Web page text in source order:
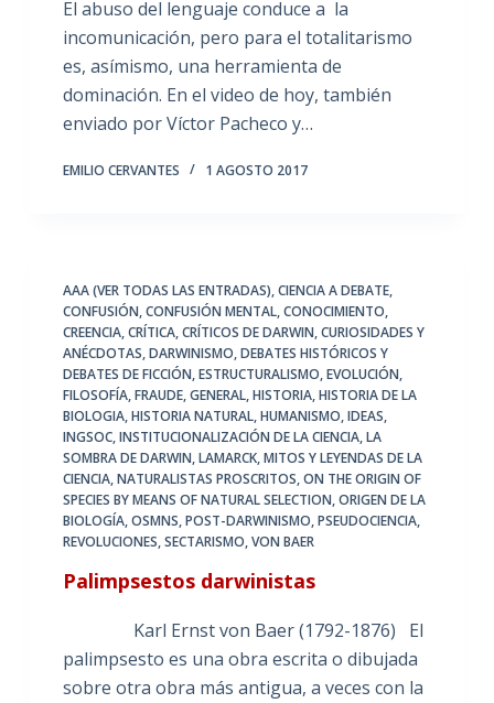
El abuso del lenguaje conduce a la
incomunicación, pero para el totalitarismo
es, asímismo, una herramienta de
dominación. En el video de hoy, también
enviado por Víctor Pacheco y…
EMILIO CERVANTES 1 AGOSTO 2017
AAA (VER TODAS LAS ENTRADAS),CIENCIA A DEBATE,
CONFUSIÓN,CONFUSIÓN MENTAL,CONOCIMIENTO,
CREENCIA,CRÍTICA,CRÍTICOS DE DARWIN,CURIOSIDADES Y
ANÉCDOTAS,DARWINISMO,DEBATES HISTÓRICOS Y
DEBATES DE FICCIÓN,ESTRUCTURALISMO,EVOLUCIÓN,
FILOSOFÍA,FRAUDE,GENERAL,HISTORIA,HISTORIA DE LA
BIOLOGIA,HISTORIA NATURAL,HUMANISMO,IDEAS,
INGSOC,INSTITUCIONALIZACIÓN DE LA CIENCIA,LA
SOMBRA DE DARWIN,LAMARCK,MITOS Y LEYENDAS DE LA
CIENCIA,NATURALISTAS PROSCRITOS,ON THE ORIGIN OF
SPECIES BY MEANS OF NATURAL SELECTION,ORIGEN DE LA
BIOLOGÍA,OSMNS,POST-DARWINISMO,PSEUDOCIENCIA,
REVOLUCIONES,SECTARISMO,VON BAER
Palimpsestos darwinistas
Karl Ernst von Baer (1792-1876) El
palimpsesto es una obra escrita o dibujada
sobre otra obra más antigua, a veces con la